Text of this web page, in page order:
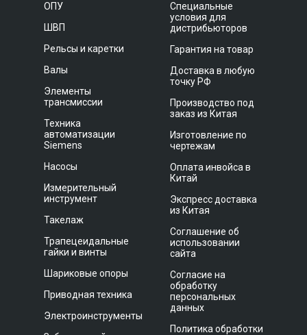
ОПУ
ШВП
Рельсы и каретки
Валы
Элементы
трансмиссии
Техника
автоматизации
Siemens
Насосы
Измерительный
инструмент
Такелаж
Трапецеидальные
гайки и винты
Шариковые опоры
Приводная техника
Электроинструменты
Специальные
условия для
дистрибьюторов
Гарантия на товар
Доставка в любую
точку РФ
Производство под
заказ из Китая
Изготовление по
чертежам
Оплата инвойса в
Китай
Экспресс доставка
из Китая
Соглашение об
использовании
сайта
Согласие на
обработку
персональных
данных
Политика обработки